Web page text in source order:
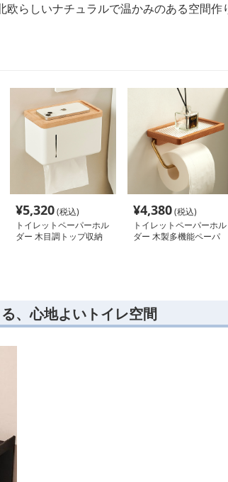
らしいナチュラルで温かみのある空間作
¥5,320(税込)
トイレットペーパーホル
ダー 木目調トップ収納
¥4,380(税込)
トイレットペーパーホル
ダー 木製多機能ペーパ
、心地よいトイレ空間